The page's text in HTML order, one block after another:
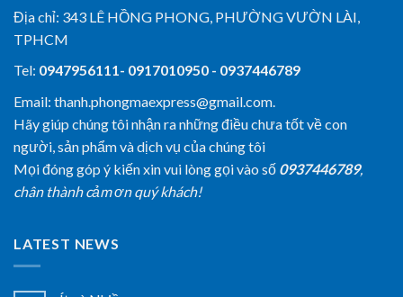
Địa chỉ: 343 LÊ HỒNG PHONG, PHƯỜNG VƯỜN LÀI,
TPHCM
Tel: 0947956111- 0917010950 - 0937446789
Email: thanh.phongmaexpress@gmail.com.
Hãy giúp chúng tôi nhận ra những điều chưa tốt về con
người, sản phẩm và dịch vụ của chúng tôi
Mọi đóng góp ý kiến xin vui lòng gọi vào số 0937446789,
chân thành cảm ơn quý khách!
LATEST NEWS